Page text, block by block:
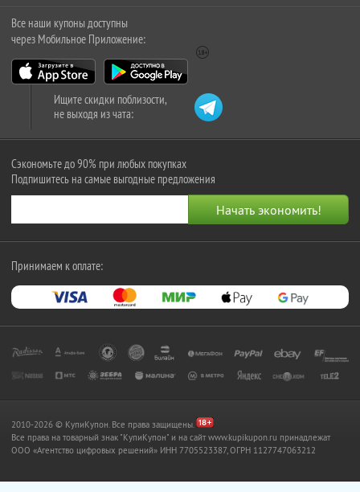
Все наши купоны доступны
через Мобильное Приложение:
Ищите скидки поблизости,
не выходя из чата:
Сэкономьте до 90% при любых покупках
Подпишитесь на самые выгодные предложения
Принимаем к оплате:
2010-2026 © КупиКупон. Все права защищены.
Все права на товарный знак "КупиКупон" и на сайт www.kupikupon.ru принадлежат
OOO «Агентство цифровых решений» ИНН 7705523387, ОГРН 1127747063212